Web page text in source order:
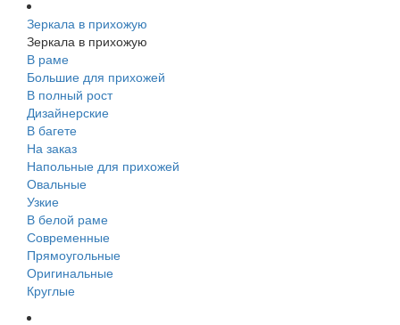
Зеркала в прихожую
Зеркала в прихожую
В раме
Большие для прихожей
В полный рост
Дизайнерские
В багете
На заказ
Напольные для прихожей
Овальные
Узкие
В белой раме
Современные
Прямоугольные
Оригинальные
Круглые